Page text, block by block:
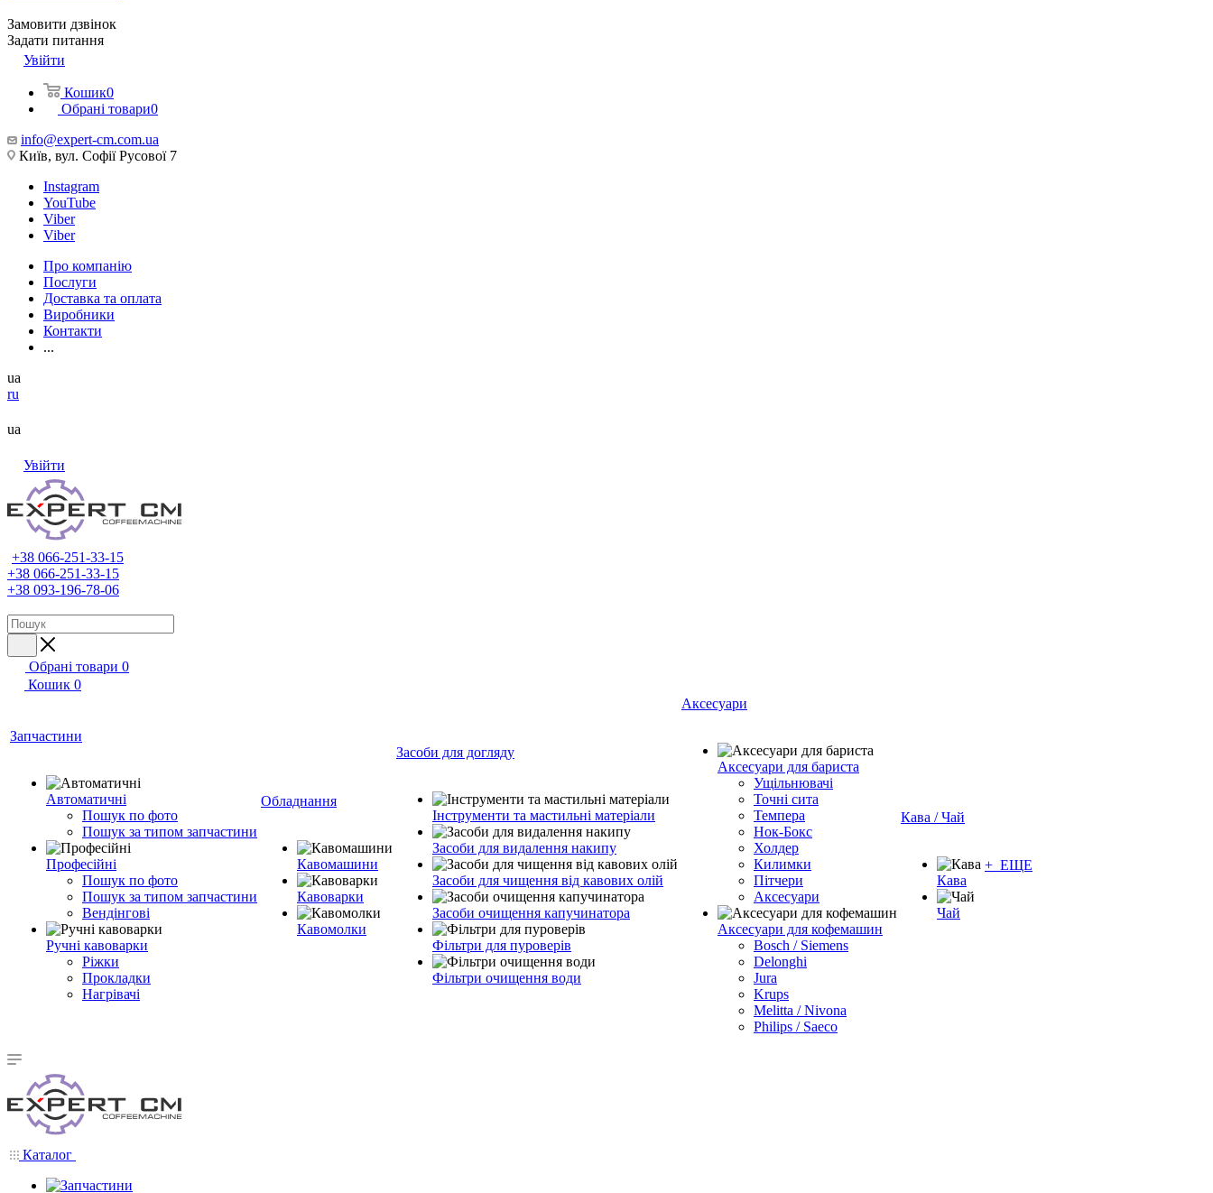
Замовити дзвінок
Задати питання
Увійти
Кошик0
Обрані товари0
info@expert-cm.com.ua
Київ, вул. Софії Русової 7
Instagram
YouTube
Viber
Viber
Про компанію
Послуги
Доставка та оплата
Виробники
Контакти
...
ua
ru
ua
Увійти
+38 066-251-33-15
+38 066-251-33-15
+38 093-196-78-06
Обрані товари 0
Кошик 0
Запчастини
Автоматичні
Пошук по фото
Пошук за типом запчастини
Професійні
Пошук по фото
Пошук за типом запчастини
Вендінгові
Ручні кавоварки
Ріжки
Прокладки
Нагрівачі
Обладнання
Кавомашини
Кавоварки
Кавомолки
Засоби для догляду
Інструменти та мастильні матеріали
Засоби для видалення накипу
Засоби для чищення від кавових олій
Засоби очищення капучинатора
Фільтри для пуроверів
Фільтри очищення води
Аксесуари
Аксесуари для бариста
Ущільнювачі
Точні сита
Темпера
Нок-Бокс
Холдер
Килимки
Пітчери
Аксесуари
Аксесуари для кофемашин
Bosch / Siemens
Delonghi
Jura
Krups
Melitta / Nivona
Philips / Saeco
Кава / Чай
Кава
Чай
+ ЕЩЕ
Каталог